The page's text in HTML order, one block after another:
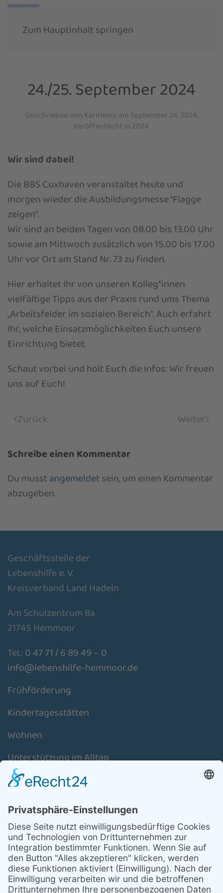
Zum Hauptinhalt springen
24./25. September 2024
Geschrieben von KarlHeinz am September 24, 2024.
Veröffentlicht in 2024.
Wir sind dabei!
Die BBS Cuxhaven veranstaltet heute und
morgen wieder die Ausbildungsmesse “Flagge
zeigen“.
Wir sind an beiden Tagen von 08.00 bis 13.00 Uhr
sowie am Mittwoch zusätzlich von 15.00 bis 17.00
Uhr vor Ort am Stand Nr. 73 zu finden.
Hier erhaltet Ihr von unseren Kolleg*innen
vielfältige Tipps aus der Praxis rund ums Thema
„Arbeitsfelder im sozialen Bereich“. Auch erfahrt
Ihr, welche Einsatzmöglichkeiten Euch unsere
Einrichtung bietet.
Schaut vorbei und holt Euch die Infos: Wir freuen
uns auf Euch!
Zurück Weiter
Schreibe einen Kommentar
Du musstangemeldetsein, um einen Kommentar
abzugeben.
Geschäftsstelle der
Lebenshilfe e. V.
Kreisverband Land Hadeln
Am Schulzentrum 8a
21745 Hemmoor
Tel.:0 47 71 / 6 89 49 – 0
info@lebenshilfe-hemmoor.de
Frühförderung
Kindertagesstätten
Wohnen
Unterstützung im Alltag
Schulassistenz
Aktuelles
Über uns
Stellenmarkt
Mitglied werden/ Spenden